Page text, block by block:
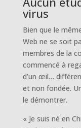
virus
Bien que le
Web ne se soit
membres de la
commencé à
d’un œil…
et non fondée.
le démontrer.
« Je suis né en